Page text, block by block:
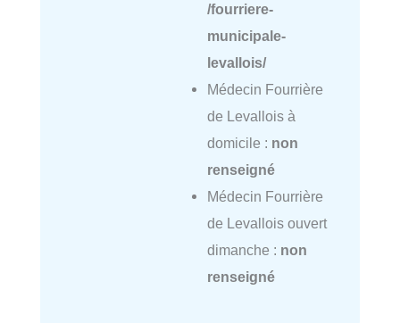
/fourriere-
municipale-
levallois/
Médecin Fourrière
de Levallois à
domicile : non
renseigné
Médecin Fourrière
de Levallois ouvert
dimanche : non
renseigné